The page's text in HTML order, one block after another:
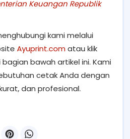
Keuangan Republik
kami melalui
Ayuprint.comatau klik
bawah artikel ini. Kami
cetak Anda dengan
dan profesional.